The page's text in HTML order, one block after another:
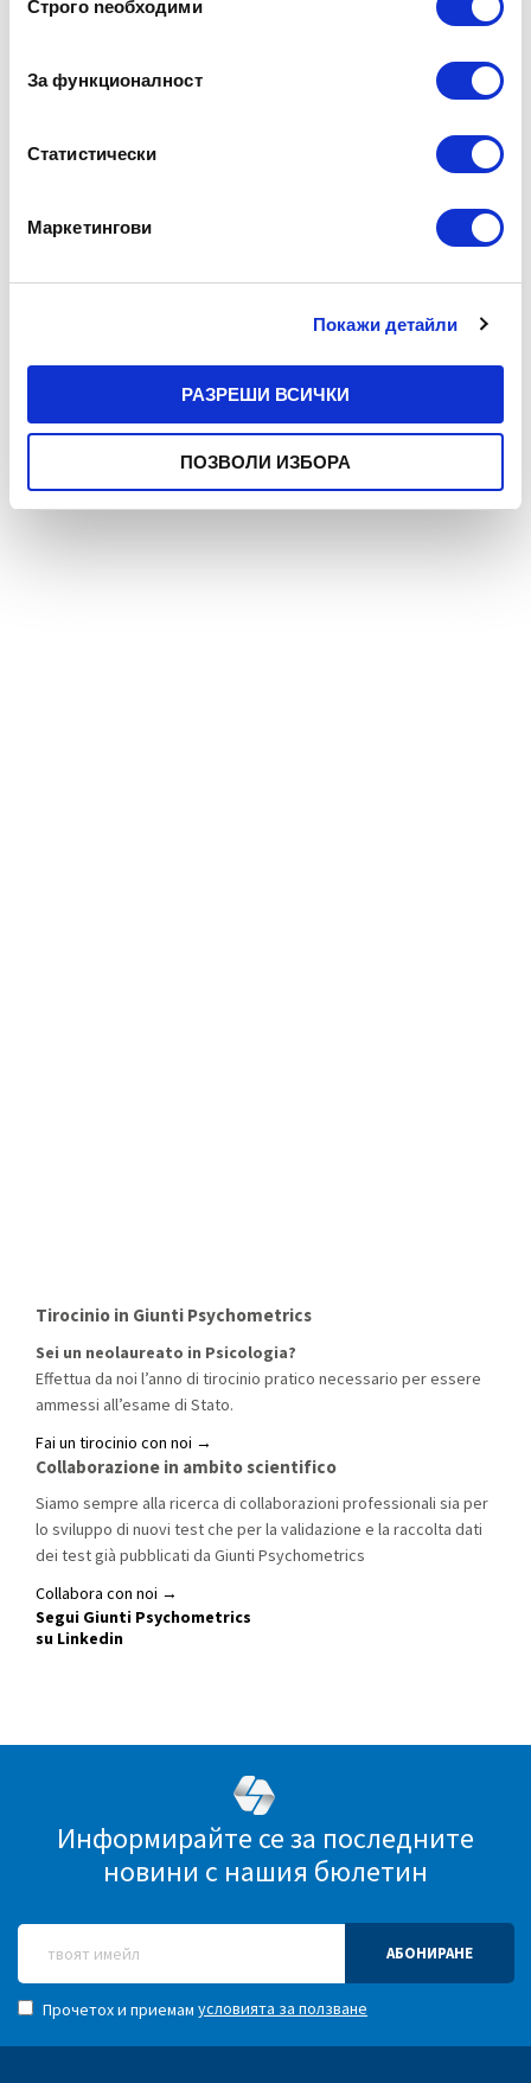
наСтрого nеобходими
За функционалност
Статистически
Маркетингови
Покажи детайли
РАЗРЕШИ ВСИЧКИ
ПОЗВОЛИ ИЗБОРА
Tirocinio in Giunti Psychometrics
Sei un neolaureato in Psicologia?
Effettua da noi l’anno di tirocinio pratico necessario per essere
ammessi all’esame di Stato.
Fai un tirocinio con noi →
Collaborazione in ambito scientifico
Siamo sempre alla ricerca di collaborazioni professionali sia per
lo sviluppo di nuovi test che per la validazione e la raccolta dati
dei test già pubblicati da Giunti Psychometrics
Collabora con noi →
Segui Giunti Psychometrics
su Linkedin
Информирайте се за последните
новини с нашия бюлетин
АБОНИРАНЕ
Прочетох и приемам условията за ползване